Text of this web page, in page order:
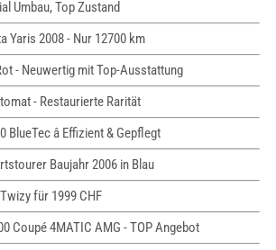
Umbau, Top Zustand
Yaris 2008 - Nur 12700 km
- Neuwertig mit Top-Ausstattung
- Restaurierte Rarität
â Effizient & Gepflegt
Baujahr 2006 in Blau
für 1999 CHF
Coupé 4MATIC AMG - TOP Angebot